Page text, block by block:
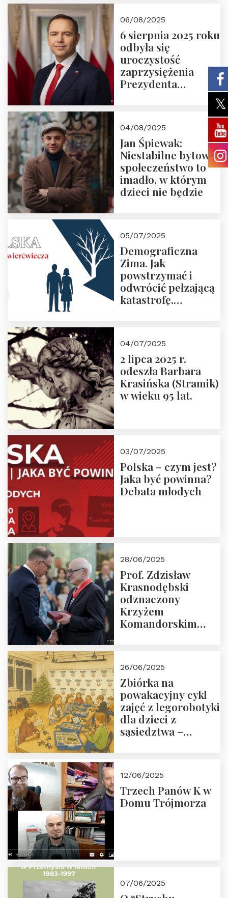
06/08/2025
6 sierpnia 2025 roku
odbyła się
uroczystość
zaprzysiężenia
Prezydenta
Nawrockiego
04/08/2025
Jan Śpiewak:
Niestabilne bytowo
społeczeństwo to
imadło, w którym
dzieci nie będzie
05/07/2025
Demograficzna
Zima. Jak
powstrzymać i
odwrócić pełzającą
katastrofę.
Nowego
Ćwierćwiecza”
04/07/2025
2 lipca 2025 r.
odeszła Barbara
Krasińska (Stramik)
w wieku 95 lat.
03/07/2025
Polska – czym jest?
Jaka być powinna?
Debata młodych
28/06/2025
Prof. Zdzisław
Krasnodębski
odznaczony
Krzyżem
Komandorskim
26/06/2025
Zbiórka na
powakacyjny cykl
zajęć z legorobotyki
dla dzieci z
sąsiedztwa –
Fundacji
12/06/2025
Trzech Panów K w
Domu Trójmorza
07/06/2025